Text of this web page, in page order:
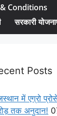
Conditions
सरकारी
Posts
में एग्रो
तक अनुदान!